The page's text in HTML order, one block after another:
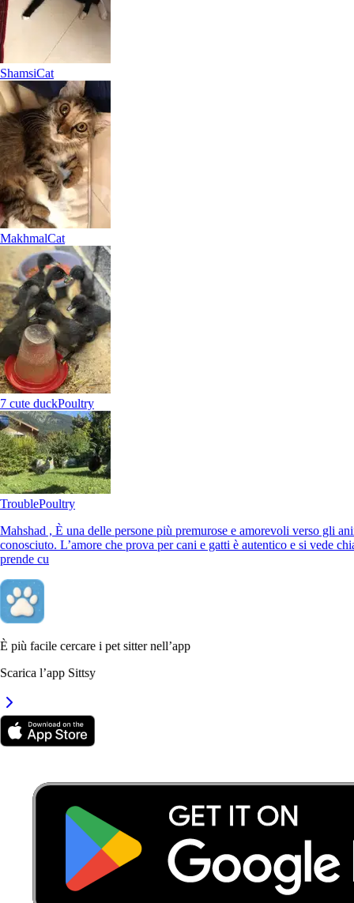
Ana Carolina Barezi Panegassi Barezi
2 recensioni
ShamsiCat
MakhmalCat
7 cute duckPoultry
TroublePoultry
Mahshad , È una delle persone più premurose e amorevoli verso gli
conosciuto. L’amore che prova per cani e gatti è autentico e si vede
prende cu
È più facile cercare i pet sitter nell’app
Scarica l’app Sittsy